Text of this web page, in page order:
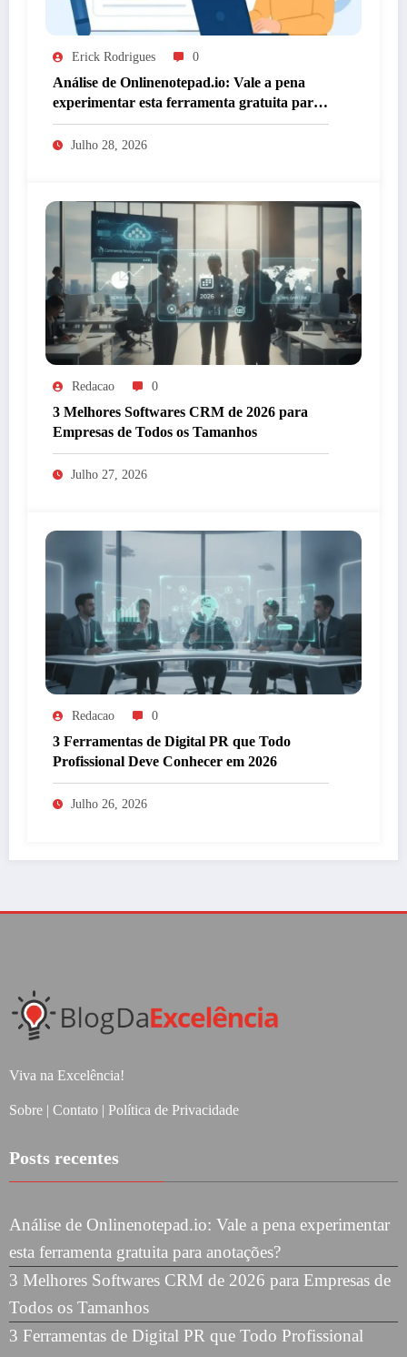
Erick Rodrigues 0
Análise de Onlinenotepad.io: Vale a pena
experimentar esta ferramenta gratuita para
anotações?
Julho 28, 2026
Redacao 0
3 Melhores Softwares CRM de 2026 para
Empresas de Todos os Tamanhos
Julho 27, 2026
Redacao 0
3 Ferramentas de Digital PR que Todo
Profissional Deve Conhecer em 2026
Julho 26, 2026
Viva na Excelência!
Sobre | Contato | Política de Privacidade
Posts recentes
Análise de Onlinenotepad.io: Vale a pena experimentar
esta ferramenta gratuita para anotações?
3 Melhores Softwares CRM de 2026 para Empresas de
Todos os Tamanhos
3 Ferramentas de Digital PR que Todo Profissional